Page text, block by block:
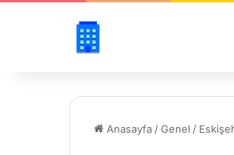
Anasayfa /Genel /